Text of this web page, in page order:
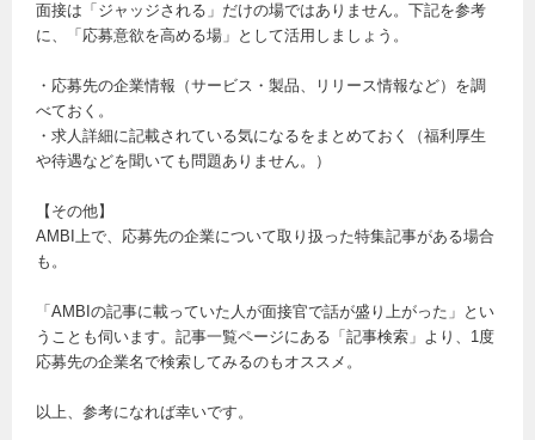
面接は「ジャッジされる」だけの場ではありません。下記を参考
に、「応募意欲を高める場」として活用しましょう。
・応募先の企業情報（サービス・製品、リリース情報など）を調
べておく。
・求人詳細に記載されている気になるをまとめておく（福利厚生
や待遇などを聞いても問題ありません。）
【その他】
AMBI上で、応募先の企業について取り扱った特集記事がある場合
も。
「AMBIの記事に載っていた人が面接官で話が盛り上がった」とい
うことも伺います。記事一覧ページにある「記事検索」より、1度
応募先の企業名で検索してみるのもオススメ。
以上、参考になれば幸いです。